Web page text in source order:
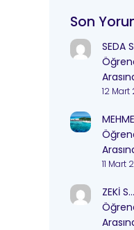
Son
SEDA
12
11 Mart
ZEKİ